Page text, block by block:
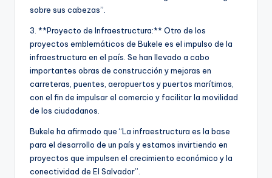
sobre sus cabezas”.
3. **Proyecto de Infraestructura:** Otro de los
proyectos emblemáticos de Bukele es el impulso de la
infraestructura en el país. Se han llevado a cabo
importantes obras de construcción y mejoras en
carreteras, puentes, aeropuertos y puertos marítimos,
con el fin de impulsar el comercio y facilitar la movilidad
de los ciudadanos.
Bukele ha afirmado que “La infraestructura es la base
para el desarrollo de un país y estamos invirtiendo en
proyectos que impulsen el crecimiento económico y la
conectividad de El Salvador”.